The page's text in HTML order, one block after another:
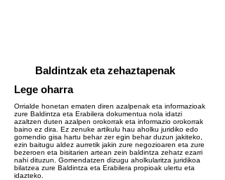
Baldintzak eta zehaztapenak
Lege oharra
Orrialde honetan ematen diren azalpenak eta informazioak
zure Baldintza eta Erabilera dokumentua nola idatzi
azaltzen duten azalpen orokorrak eta informazio orokorrak
baino ez dira. Ez zenuke artikulu hau aholku juridiko edo
gomendio gisa hartu behar zer egin behar duzun jakiteko,
ezin baitugu aldez aurretik jakin zure negozioaren eta zure
bezeroen eta bisitarien artean zein baldintza zehatz ezarri
nahi dituzun. Gomendatzen dizugu aholkularitza juridikoa
bilatzea zure Baldintza eta Erabilera propioak ulertu eta
idazteko.